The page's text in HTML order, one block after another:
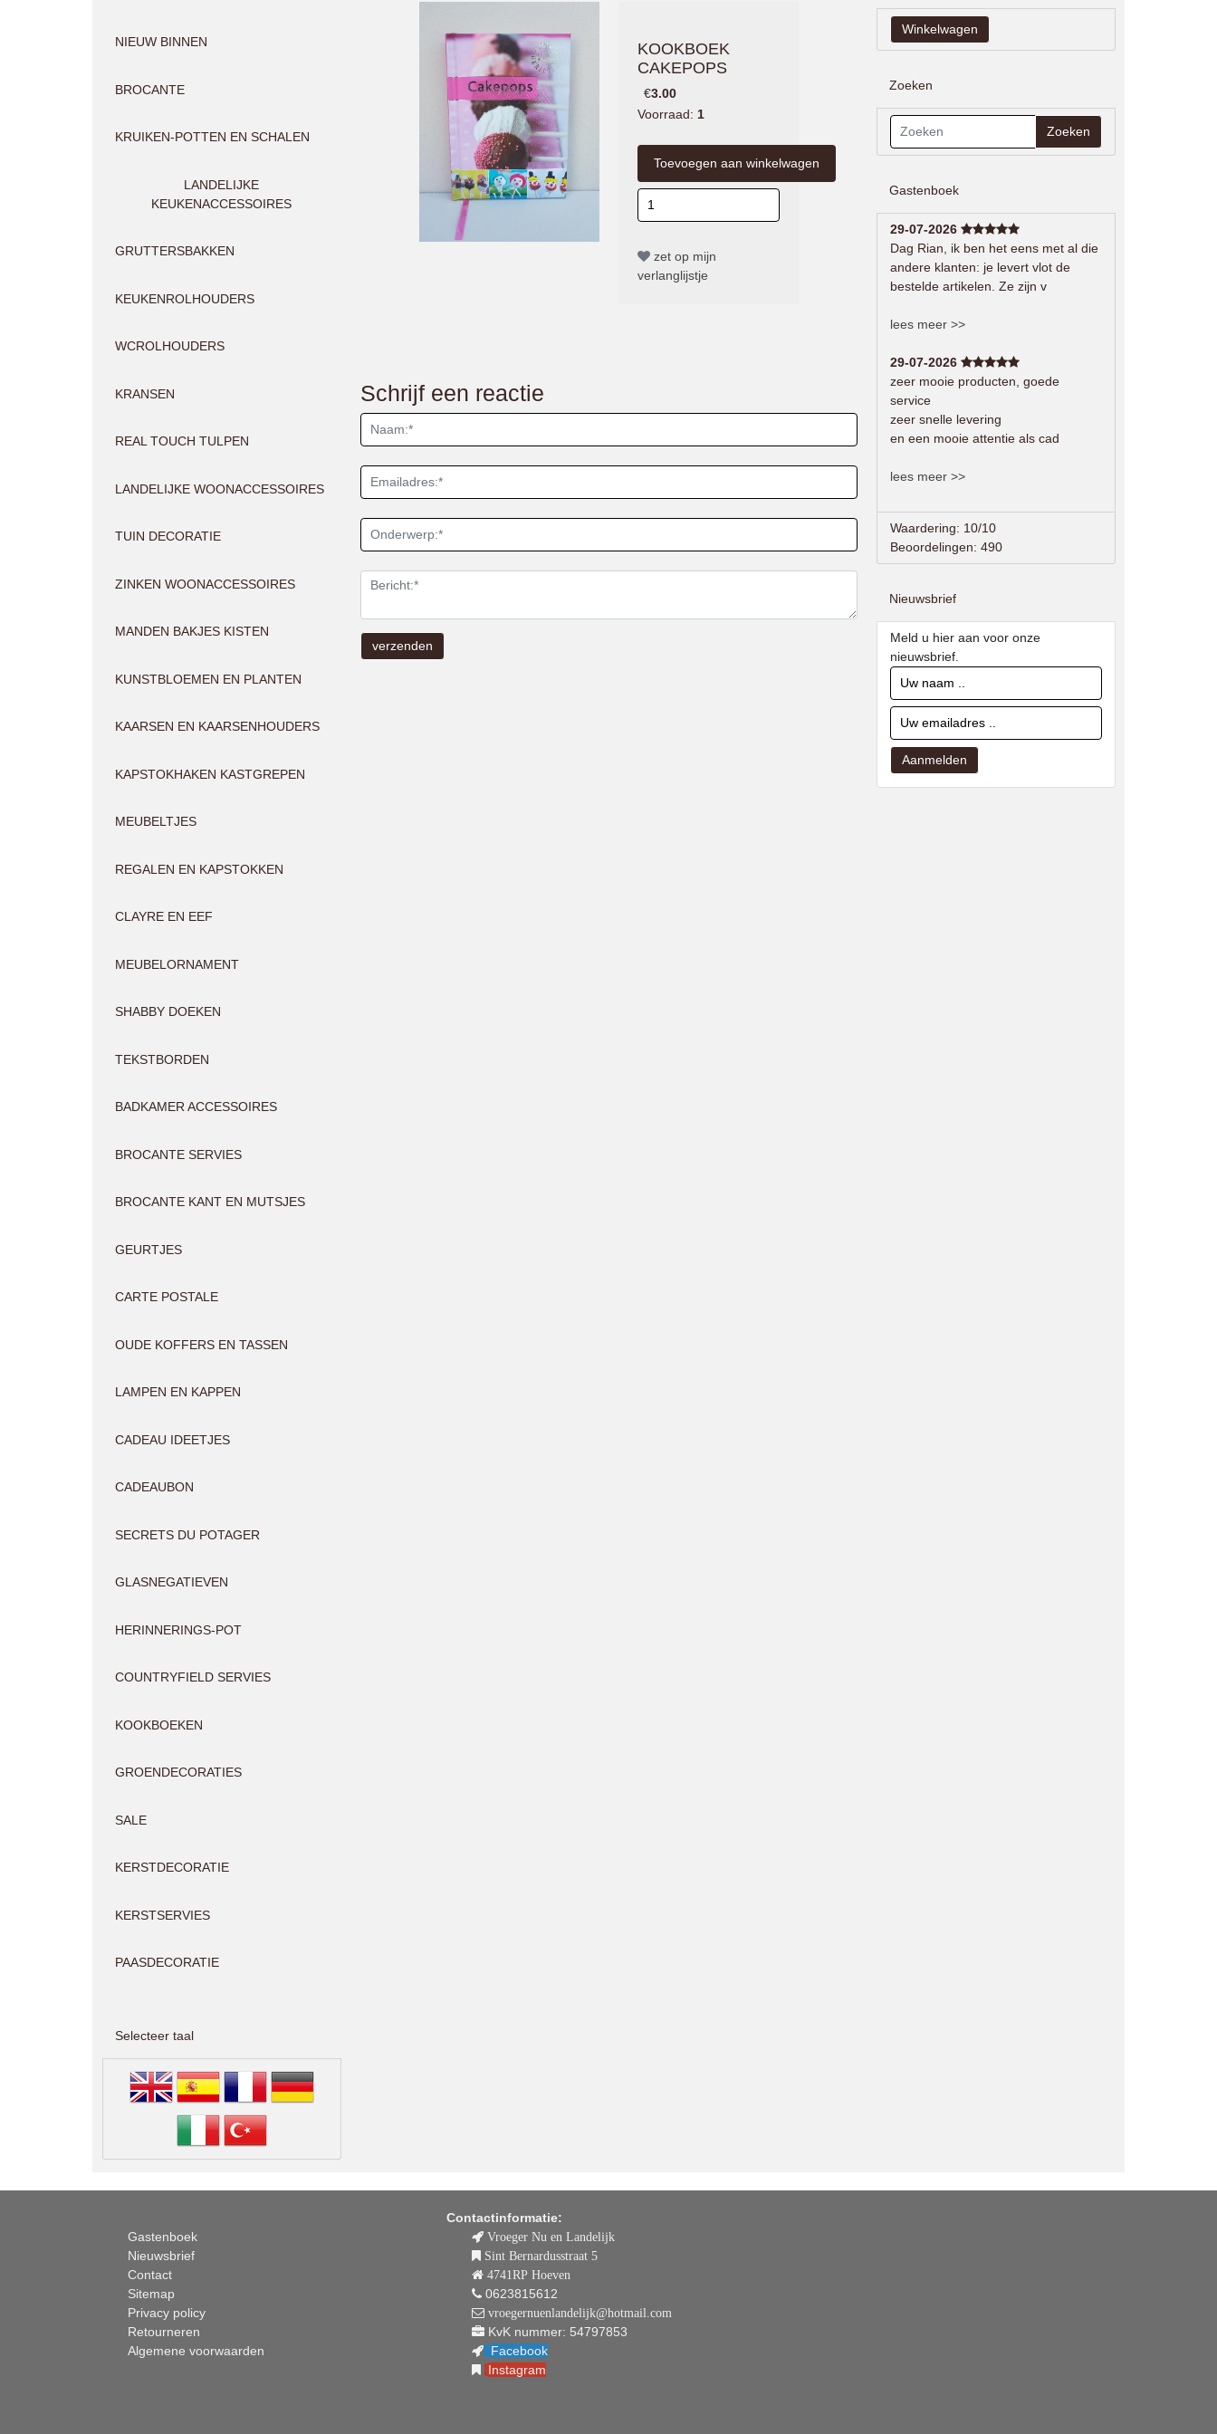
NIEUW BINNEN
BROCANTE
KRUIKEN-POTTEN EN SCHALEN
LANDELIJKE
KEUKENACCESSOIRES
GRUTTERSBAKKEN
KEUKENROLHOUDERS
WCROLHOUDERS
KRANSEN
REAL TOUCH TULPEN
LANDELIJKE WOONACCESSOIRES
TUIN DECORATIE
ZINKEN WOONACCESSOIRES
MANDEN BAKJES KISTEN
KUNSTBLOEMEN EN PLANTEN
KAARSEN EN KAARSENHOUDERS
KAPSTOKHAKEN KASTGREPEN
MEUBELTJES
REGALEN EN KAPSTOKKEN
CLAYRE EN EEF
MEUBELORNAMENT
SHABBY DOEKEN
TEKSTBORDEN
BADKAMER ACCESSOIRES
BROCANTE SERVIES
BROCANTE KANT EN MUTSJES
GEURTJES
CARTE POSTALE
OUDE KOFFERS EN TASSEN
LAMPEN EN KAPPEN
CADEAU IDEETJES
CADEAUBON
SECRETS DU POTAGER
GLASNEGATIEVEN
HERINNERINGS-POT
COUNTRYFIELD SERVIES
KOOKBOEKEN
GROENDECORATIES
SALE
KERSTDECORATIE
KERSTSERVIES
PAASDECORATIE
Selecteer taal
KOOKBOEK
CAKEPOPS
€3.00
Voorraad: 1
zet op mijn
verlanglijstje
Schrijf een reactie
Zoeken
Zoeken
Gastenboek
29-07-2026
Dag Rian, ik ben het eens met al die
andere klanten: je levert vlot de
bestelde artikelen. Ze zijn v
lees meer >>
29-07-2026
zeer mooie producten, goede
service
zeer snelle levering
en een mooie attentie als cad
lees meer >>
Waardering: 10/10
Beoordelingen: 490
Nieuwsbrief
Meld u hier aan voor onze
nieuwsbrief.
Gastenboek
Nieuwsbrief
Contact
Sitemap
Privacy policy
Retourneren
Algemene voorwaarden
Contactinformatie:
Vroeger Nu en Landelijk
Sint Bernardusstraat 5
4741RP Hoeven
0623815612
vroegernuenlandelijk@hotmail.com
KvK nummer: 54797853
Facebook
Instagram